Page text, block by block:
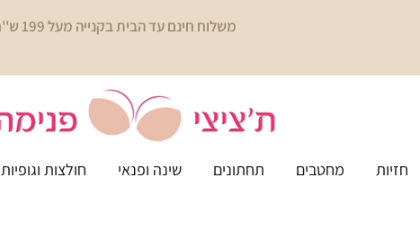
משלוח חינם עד הבית בקנייה מעל 199 ש''ח
חזיות מחטבים תחתונים שינה ופנאי חולצות וגופיות